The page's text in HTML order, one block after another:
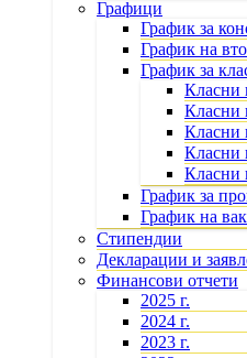
Графици
График за
График на
График за
Класни
Класни
Класни
Класни
Класни
График за
График на
Стипендии
Декларации и
Финансови отчети
2025 г.
2024 г.
2023 г.